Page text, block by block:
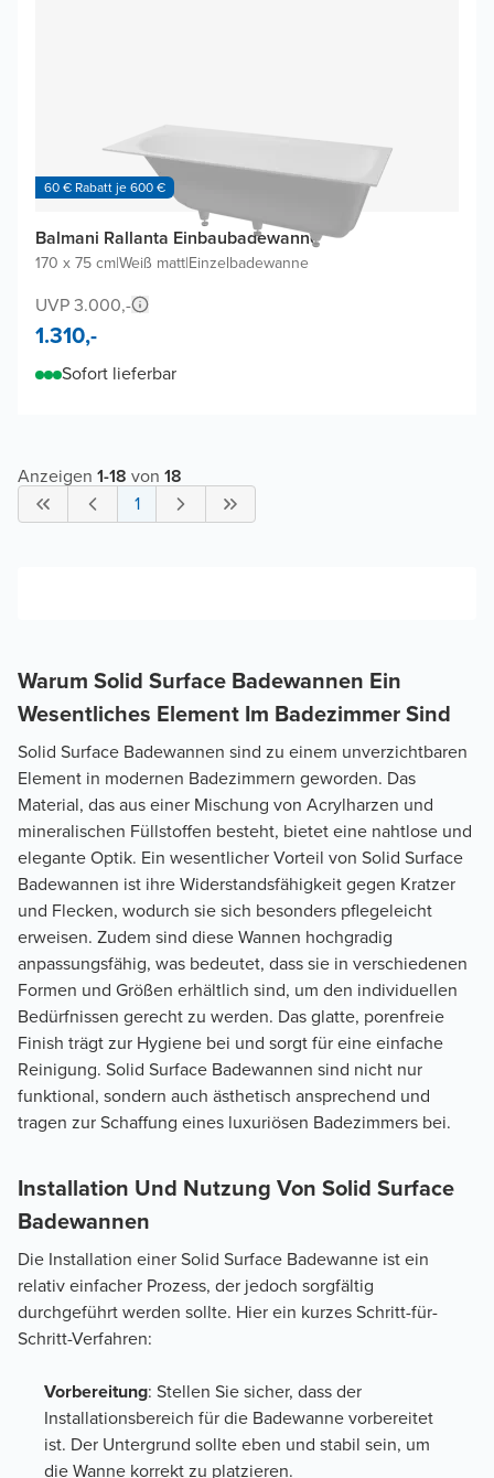
60 € Rabatt je 600 €
Balmani Rallanta Einbaubadewanne
170 x 75 cm|Weiß matt|Einzelbadewanne
UVP 3.000,-
1.310,-
Sofort lieferbar
Anzeigen 1-18 von 18
1
Warum Solid Surface Badewannen Ein
Wesentliches Element Im Badezimmer Sind
Solid Surface Badewannen sind zu einem unverzichtbaren
Element in modernen Badezimmern geworden. Das
Material, das aus einer Mischung von Acrylharzen und
mineralischen Füllstoffen besteht, bietet eine nahtlose und
elegante Optik. Ein wesentlicher Vorteil von Solid Surface
Badewannen ist ihre Widerstandsfähigkeit gegen Kratzer
und Flecken, wodurch sie sich besonders pflegeleicht
erweisen. Zudem sind diese Wannen hochgradig
anpassungsfähig, was bedeutet, dass sie in verschiedenen
Formen und Größen erhältlich sind, um den individuellen
Bedürfnissen gerecht zu werden. Das glatte, porenfreie
Finish trägt zur Hygiene bei und sorgt für eine einfache
Reinigung. Solid Surface Badewannen sind nicht nur
funktional, sondern auch ästhetisch ansprechend und
tragen zur Schaffung eines luxuriösen Badezimmers bei.
Installation Und Nutzung Von Solid Surface
Badewannen
Die Installation einer Solid Surface Badewanne ist ein
relativ einfacher Prozess, der jedoch sorgfältig
durchgeführt werden sollte. Hier ein kurzes Schritt-für-
Schritt-Verfahren:
Vorbereitung: Stellen Sie sicher, dass der
Installationsbereich für die Badewanne vorbereitet
ist. Der Untergrund sollte eben und stabil sein, um
die Wanne korrekt zu platzieren.